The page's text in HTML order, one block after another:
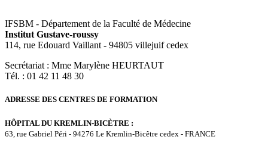
IFSBM - Département de la Faculté de Médecine
Institut Gustave-roussy
114, rue Edouard Vaillant - 94805 villejuif cedex
Secrétariat : Mme Marylène HEURTAUT
Tél. : 01 42 11 48 30
ADRESSE DES CENTRES DE FORMATION
HÔPITAL DU KREMLIN-BICÈTRE :
63, rue Gabriel Péri - 94276 Le Kremlin-Bicêtre cedex ‑ FRANCE